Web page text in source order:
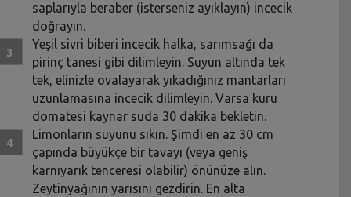
saplarıyla beraber (isterseniz ayıklayın) incecik
doğrayın.
Yeşil sivri biberi incecik halka, sarımsağı da
pirinç tanesi gibi dilimleyin. Suyun altında tek
tek, elinizle ovalayarak yıkadığınız mantarları
uzunlamasına incecik dilimleyin. Varsa kuru
domatesi kaynar suda 30 dakika bekletin.
Limonların suyunu sıkın. Şimdi en az 30 cm
çapında büyükçe bir tavayı (veya geniş
karnıyarık tenceresi olabilir) önünüze alın.
Zeytinyağının yarısını gezdirin. En alta